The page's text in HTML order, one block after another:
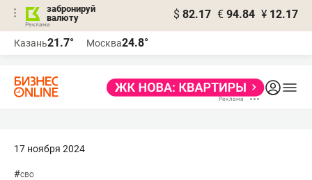
забронируй
валюту
$ 82.17 € 94.84 ¥ 12.17
Казань21.7° Москва24.8°
17 ноября 2024
#сво